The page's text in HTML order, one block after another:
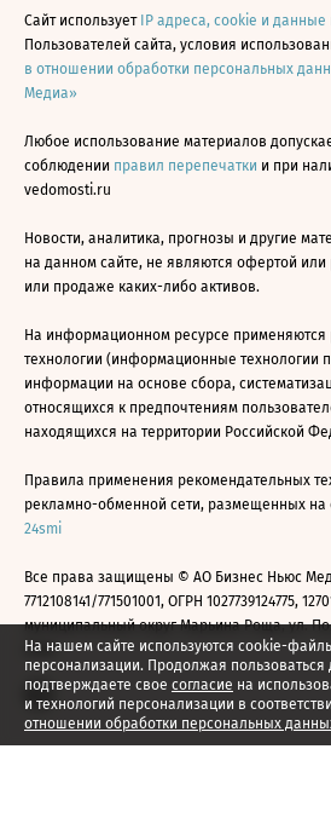
На нашем сайте используются cookie-
персонализации. Продолжая
подтверждаете свое согласие на
и технологий персонализации в
отношении обработки персональных
Сайт использует IP адреса, cookie и данные
Пользователей сайта, условия
в отношении обработки персональных
Медиа»
Любое использование материалов
соблюдении правил перепечатки и при
vedomosti.ru
Новости, аналитика, прогнозы и другие
на данном сайте, не являются офертой
или продаже каких-либо активов.
На информационном ресурсе применяются
технологии (информационные технологии
информации на основе сбора,
относящихся к предпочтениям
находящихся на территории Российской
Правила применения рекомендательных
рекламно-обменной сети, размещенных на
24smi
Все права защищены © АО Бизнес Ньюс
7712108141/771501001, ОГРН 1027739124775,
муниципальный округ Марьина Роща, ул.
2026